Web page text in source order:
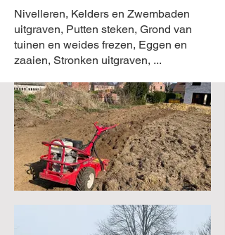
Nivelleren, Kelders en Zwembaden
uitgraven, Putten steken, Grond van
tuinen en weides frezen, Eggen en
zaaien, Stronken uitgraven, ...